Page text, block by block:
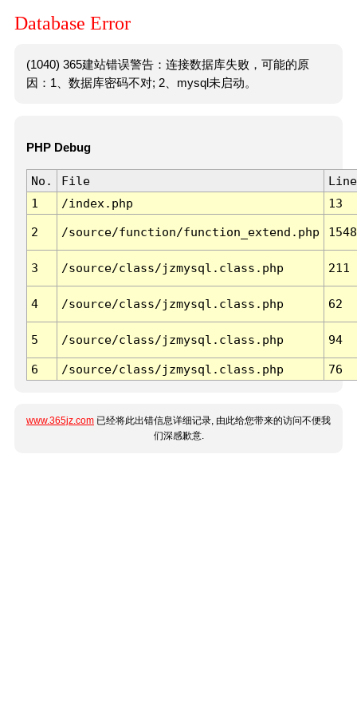
Database Error
(1040) 365建站错误警告：连接数据库失败，可能的原
因：1、数据库密码不对; 2、mysql未启动。
PHP Debug
No. File
Line
1
/index.php 13
2 /source/function/function_extend.php 1548
3 /source/class/jzmysql.class.php 211
4 /source/class/jzmysql.class.php 62
5 /source/class/jzmysql.class.php 94
6 /source/class/jzmysql.class.php 76
www.365jz.com 已经将此出错信息详细记录, 由此给您带来的访问不便我
们深感歉意.